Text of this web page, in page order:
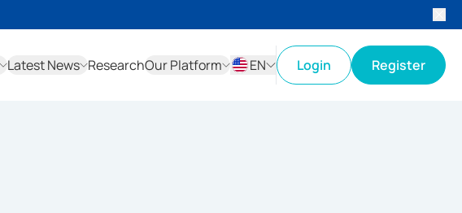
Latest News ResearchOur Platform
EN
Login Register